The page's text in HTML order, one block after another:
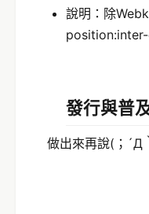
說明：除
發行與普
做出來再說(；´Д